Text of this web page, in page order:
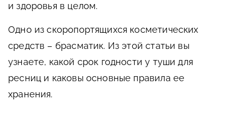
и здоровья в целом.
Одно из скоропортящихся косметических
средств – брасматик. Из этой статьи вы
узнаете, какой срок годности у туши для
ресниц и каковы основные правила ее
хранения.